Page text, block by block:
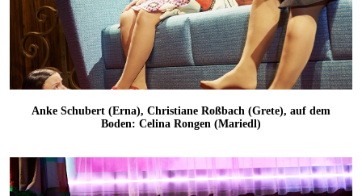
Anke Schubert (Erna), Christiane Roßbach (Grete), auf dem
Boden: Celina Rongen (Mariedl)